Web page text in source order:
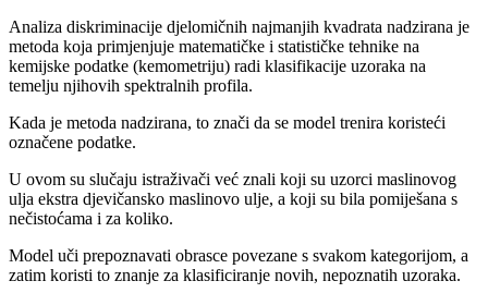
Analiza diskriminacije djelomičnih najmanjih kvadrata nadzirana je
metoda koja primjenjuje matematičke i statističke tehnike na
kemijske podatke (kemometriju) radi klasifikacije uzoraka na
temelju njihovih spektralnih profila.
Kada je metoda nadzirana, to znači da se model trenira koristeći
označene podatke.
U ovom su slučaju istraživači već znali koji su uzorci maslinovog
ulja ekstra djevičansko maslinovo ulje, a koji su bila pomiješana s
nečistoćama i za koliko.
Model uči prepoznavati obrasce povezane s svakom kategorijom, a
zatim koristi to znanje za klasificiranje novih, nepoznatih uzoraka.